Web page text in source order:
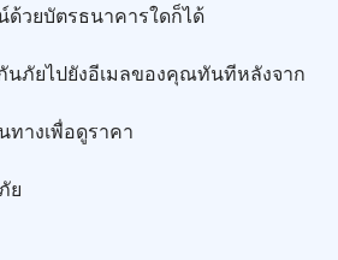
วยบัตรธนาคารใดก็ได้
นภัยไปยังอีเมลของคุณทันทีหลังจาก
ทางเพื่อดูราคา
ย